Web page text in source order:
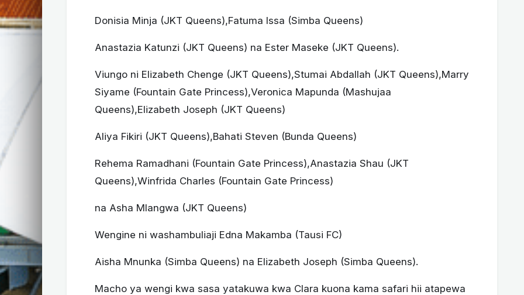
Donisia Minja (JKT Queens),Fatuma Issa (Simba Queens)
Anastazia Katunzi (JKT Queens) na Ester Maseke (JKT Queens).
Viungo ni Elizabeth Chenge (JKT Queens),Stumai Abdallah (JKT Queens),Marry
Siyame (Fountain Gate Princess),Veronica Mapunda (Mashujaa
Queens),Elizabeth Joseph (JKT Queens)
Aliya Fikiri (JKT Queens),Bahati Steven (Bunda Queens)
Rehema Ramadhani (Fountain Gate Princess),Anastazia Shau (JKT
Queens),Winfrida Charles (Fountain Gate Princess)
na Asha Mlangwa (JKT Queens)
Wengine ni washambuliaji Edna Makamba (Tausi FC)
Aisha Mnunka (Simba Queens) na Elizabeth Joseph (Simba Queens).
Macho ya wengi kwa sasa yatakuwa kwa Clara kuona kama safari hii atapewa